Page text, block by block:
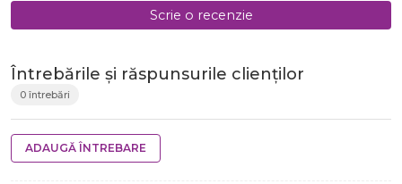
Scrie o recenzie
Întrebările și răspunsurile clienților
0 întrebări
ADAUGĂ ÎNTREBARE